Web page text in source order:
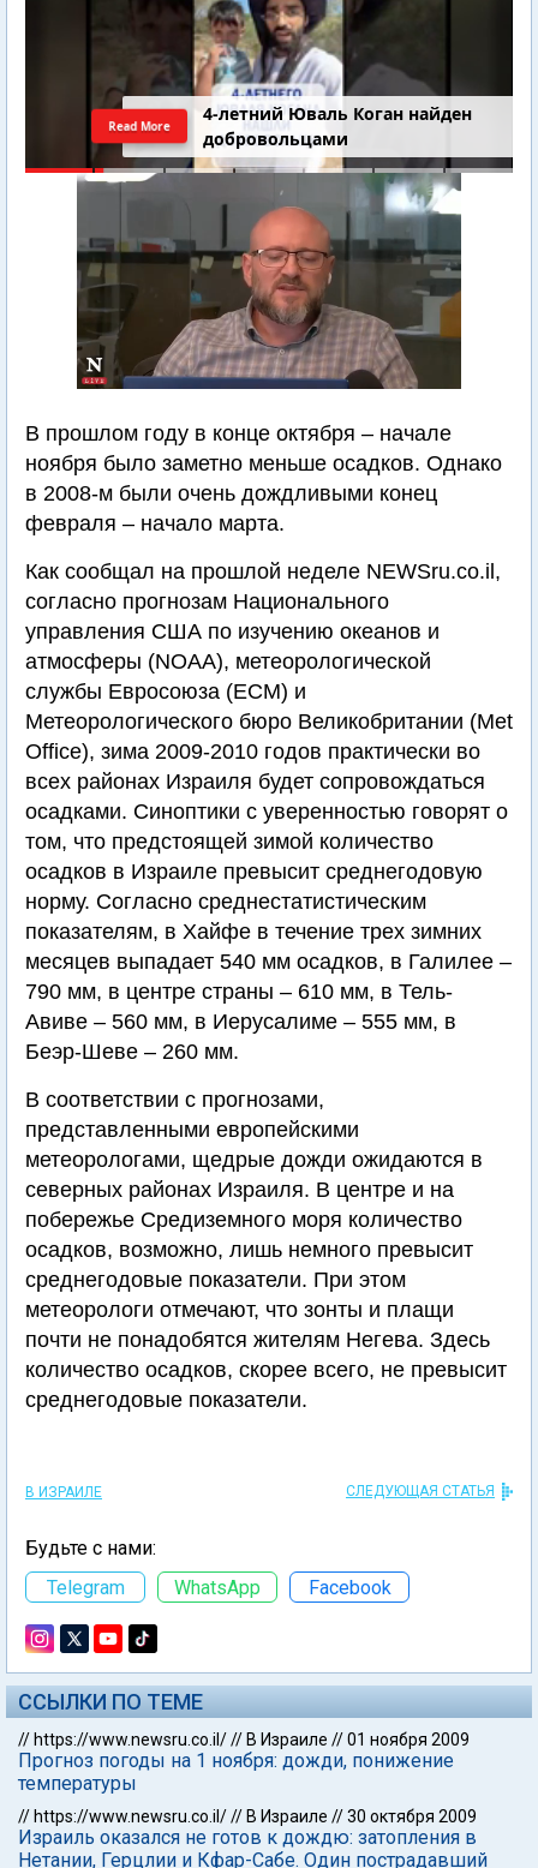
4-летний Юваль Коган найден
добровольцами
Read More
В прошлом году в конце октября – начале
ноября было заметно меньше осадков. Однако
в 2008-м были очень дождливыми конец
февраля – начало марта.
Как сообщал на прошлой неделе NEWSru.co.il,
согласно прогнозам Национального
управления США по изучению океанов и
атмосферы (NOAA), метеорологической
службы Евросоюза (ECM) и
Метеорологического бюро Великобритании (Met
Office), зима 2009-2010 годов практически во
всех районах Израиля будет сопровождаться
осадками. Синоптики с уверенностью говорят о
том, что предстоящей зимой количество
осадков в Израиле превысит среднегодовую
норму. Согласно среднестатистическим
показателям, в Хайфе в течение трех зимних
месяцев выпадает 540 мм осадков, в Галилее –
790 мм, в центре страны – 610 мм, в Тель-
Авиве – 560 мм, в Иерусалиме – 555 мм, в
Беэр-Шеве – 260 мм.
В соответствии с прогнозами,
представленными европейскими
метеорологами, щедрые дожди ожидаются в
северных районах Израиля. В центре и на
побережье Средиземного моря количество
осадков, возможно, лишь немного превысит
среднегодовые показатели. При этом
метеорологи отмечают, что зонты и плащи
почти не понадобятся жителям Негева. Здесь
количество осадков, скорее всего, не превысит
среднегодовые показатели.
В ИЗРАИЛЕ СЛЕДУЮЩАЯ СТАТЬЯ
Будьте с нами:
Telegram
WhatsApp Facebook
ССЫЛКИ ПО ТЕМЕ
// https://www.newsru.co.il/// В Израиле //01 ноября 2009
Прогноз погоды на 1 ноября: дожди, понижение
температуры
// https://www.newsru.co.il/// В Израиле //30 октября 2009
Израиль оказался не готов к дождю: затопления в
Нетании, Герцлии и Кфар-Сабе. Один пострадавший